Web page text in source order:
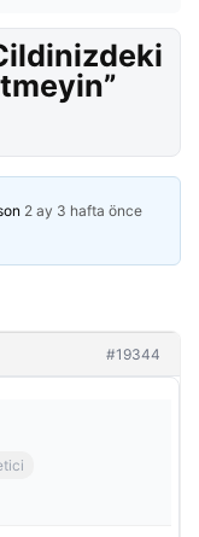
2 ay 3 hafta önce
#19344